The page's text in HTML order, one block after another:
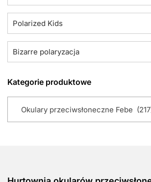
Polarized Kids
Bizarre polaryzacja
Kategorie produktowe
Okulary przeciwsłoneczne Febe